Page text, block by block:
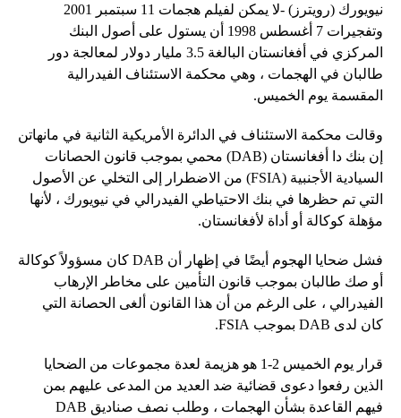
نيويورك (رويترز) -لا يمكن لفيلم هجمات 11 سبتمبر 2001
وتفجيرات 7 أغسطس 1998 أن يستول على أصول البنك
المركزي في أفغانستان البالغة 3.5 مليار دولار لمعالجة دور
طالبان في الهجمات ، وهي محكمة الاستئناف الفيدرالية
المقسمة يوم الخميس.
وقالت محكمة الاستئناف في الدائرة الأمريكية الثانية في مانهاتن
إن بنك دا أفغانستان (DAB) محمي بموجب قانون الحصانات
السيادية الأجنبية (FSIA) من الاضطرار إلى التخلي عن الأصول
التي تم حظرها في بنك الاحتياطي الفيدرالي في نيويورك ، لأنها
مؤهلة كوكالة أو أداة لأفغانستان.
فشل ضحايا الهجوم أيضًا في إظهار أن DAB كان مسؤولاً كوكالة
أو صك طالبان بموجب قانون التأمين على مخاطر الإرهاب
الفيدرالي ، على الرغم من أن هذا القانون ألغى الحصانة التي
كان لدى DAB بموجب FSIA.
قرار يوم الخميس 2-1 هو هزيمة لعدة مجموعات من الضحايا
الذين رفعوا دعوى قضائية ضد العديد من المدعى عليهم بمن
فيهم القاعدة بشأن الهجمات ، وطلب نصف صناديق DAB